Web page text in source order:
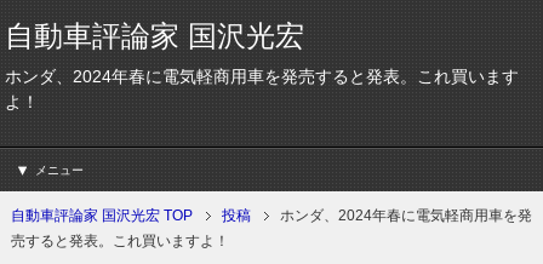
自動車評論家 国沢光宏
ホンダ、2024年春に電気軽商用車を発売すると発表。これ買います
よ！
メニュー
自動車評論家 国沢光宏 TOP 投稿
ホンダ、2024年春に電気軽商用車を発
売すると発表。これ買いますよ！